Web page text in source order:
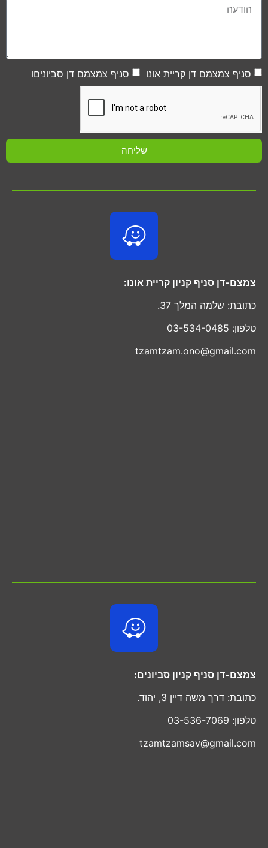
סניף צמצמם דן קריית אונו סניף צמצמם דן סביוניםו
שליחה
צמצם-דן סניף קניון קריית אונו:
כתובת: שלמה המלך 37.
טלפון: 03-534-0485
tzamtzam.ono@gmail.com
צמצם-דן סניף קניון סביונים:
כתובת: דרך משה דיין 3, יהוד.
טלפון: 03-536-7069
tzamtzamsav@gmail.com